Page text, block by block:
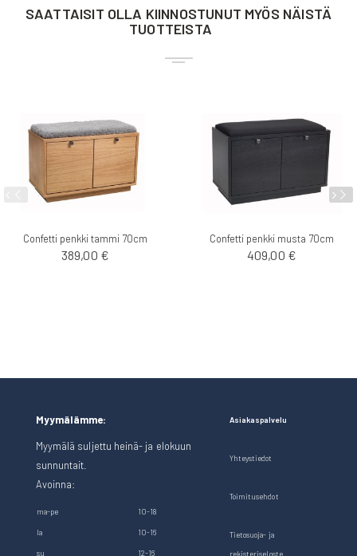
SAATTAISIT OLLA KIINNOSTUNUT MYÖS NÄISTÄ
TUOTTEISTA
Confetti penkki tammi 70cm
389,00 €
Confetti penkki musta 70cm
409,00 €
Myymälämme:
Myymälä suljettu heinä- ja elokuun
sunnuntait.
Avoinna:
ma-pe 10-18
la 10-16
su 12-16
Asiakaspalvelu
Yhteystiedot
Toimitusehdot
Tietosuoja- ja
rekisteriseloste